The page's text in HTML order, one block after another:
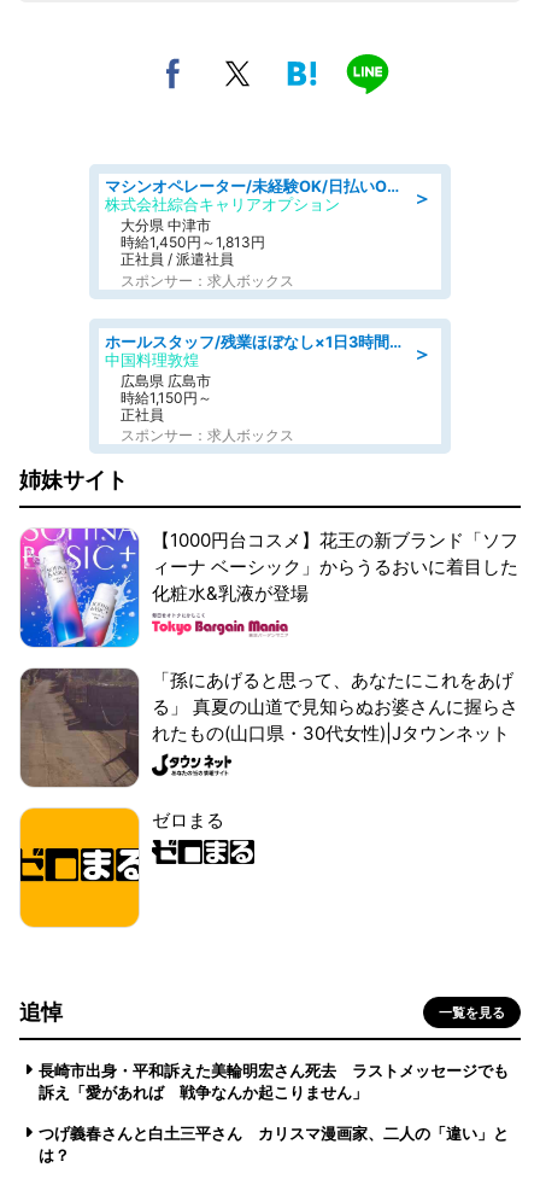
＞
マシンオペレーター/未経験OK/日払いOK/交替制/20・30・40代活躍中/製造 工場
株式会社綜合キャリアオプション
大分県 中津市
時給1,450円～1,813円
正社員 / 派遣社員
スポンサー：求人ボックス
＞
ホールスタッフ/残業ほぼなし×1日3時間〜勤務OK!フォロー体制も充実/広島県/広島市南区
中国料理敦煌
広島県 広島市
時給1,150円～
正社員
スポンサー：求人ボックス
姉妹サイト
【1000円台コスメ】花王の新ブランド「ソフ
ィーナ ベーシック」からうるおいに着目した
化粧水&乳液が登場
「孫にあげると思って、あなたにこれをあげ
る」 真夏の山道で見知らぬお婆さんに握らさ
れたもの(山口県・30代女性)|Jタウンネット
ゼロまる
追悼 一覧を見る
長崎市出身・平和訴えた美輪明宏さん死去 ラストメッセージでも
訴え「愛があれば 戦争なんか起こりません」
つげ義春さんと白土三平さん カリスマ漫画家、二人の「違い」と
は？